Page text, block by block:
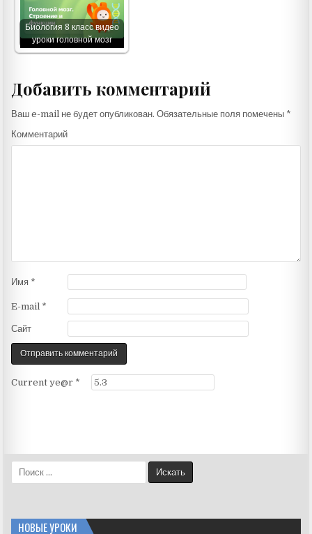
Биология 8 класс видео
уроки головной мозг
Добавить комментарий
Ваш e-mail не будет опубликован. Обязательные поля помечены *
Комментарий
Имя *
E-mail *
Сайт
Current ye@r *
e
НОВЫЕ УРОКИ